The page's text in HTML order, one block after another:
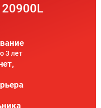
20900L
3 лет